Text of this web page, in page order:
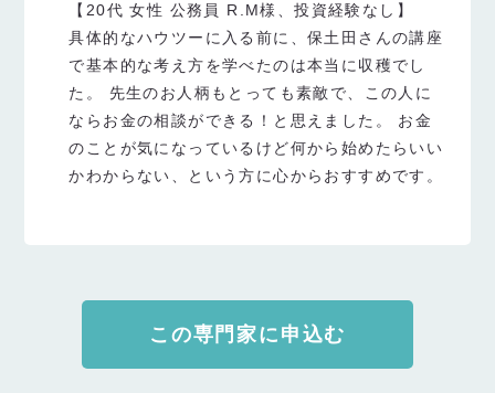
【20代 女性 公務員 R.M様、投資経験なし】
具体的なハウツーに入る前に、保土田さんの講座
で基本的な考え方を学べたのは本当に収穫でし
た。 先生のお人柄もとっても素敵で、この人に
ならお金の相談ができる！と思えました。 お金
のことが気になっているけど何から始めたらいい
かわからない、という方に心からおすすめです。